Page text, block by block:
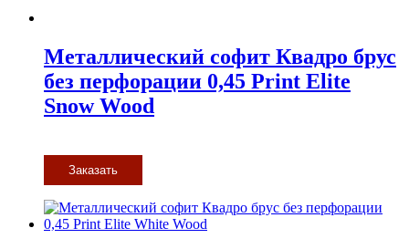
Металлический софит Квадро брус
без перфорации 0,45 Print Elite
Snow Wood
Заказать